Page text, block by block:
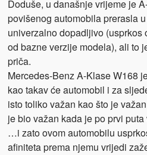
Doduše, u današnje vrijeme je
povišenog automobila prerasla
univerzalno dopadljivo
od bazne verzije modela), ali to
priča.
Mercedes-Benz A-Klase W168
kao takav će automobil i za
isto toliko važan kao što je
je bio važan kada je po prvi
…i zato ovom automobilu
afiniteta prema njemu vrijedi